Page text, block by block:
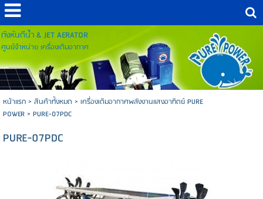
กังหันตีน้ำ & JET AERATOR
ศูนย์จำหน่าย เครื่องเติมอากาศ
หน้าแรก> สินค้าทั้งหมด > เครื่องเติมอากาศพลังงานแสงอาทิตย์ PURE
POWER> PURE-07PDC
PURE-07PDC